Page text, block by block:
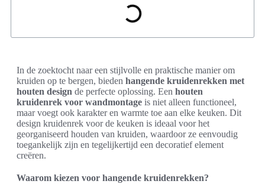
In de zoektocht naar een stijlvolle en praktische manier om
kruiden op te bergen, bieden hangende kruidenrekken met
houten design de perfecte oplossing. Een houten
kruidenrek voor wandmontage is niet alleen functioneel,
maar voegt ook karakter en warmte toe aan elke keuken. Dit
design kruidenrek voor de keuken is ideaal voor het
georganiseerd houden van kruiden, waardoor ze eenvoudig
toegankelijk zijn en tegelijkertijd een decoratief element
creëren.
Waarom kiezen voor hangende kruidenrekken?